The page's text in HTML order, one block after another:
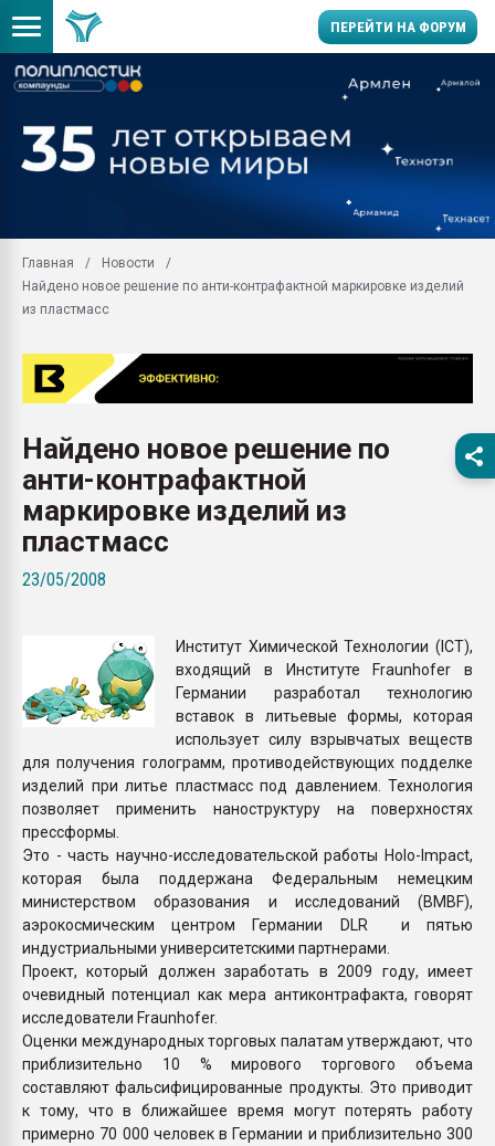
ПЕРЕЙТИ НА ФОРУМ
производство SPC
заводу пластмасс"
первый план в
28.07.2026
ситуацией на
Всё, что касается
Главная
Новости
Найдено новое решение по анти-контрафактной маркировке изделий
из пластмасс
Найдено новое решение по
анти-контрафактной
маркировке изделий из
пластмасс
23/05/2008
Институт Химической Технологии (ICT),
входящий в Институте Fraunhofer в
Германии разработал технологию
вставок в литьевые формы, которая
использует силу взрывчатых веществ
для получения голограмм, противодействующих подделке
изделий при литье пластмасс под давлением. Технология
позволяет применить наноструктуру на поверхностях
прессформы.
Это - часть научно-исследовательской работы Holo-Impact,
которая была поддержана Федеральным немецким
министерством образования и исследований (BMBF),
аэрокосмическим центром Германии DLR и пятью
индустриальными университетскими партнерами.
Проект, который должен заработать в 2009 году, имеет
очевидный потенциал как мера антиконтрафакта, говорят
исследователи Fraunhofer.
Оценки международных торговых палатам утверждают, что
приблизительно 10 % мирового торгового объема
составляют фальсифицированные продукты. Это приводит
к тому, что в ближайшее время могут потерять работу
примерно 70 000 человек в Германии и приблизительно 300